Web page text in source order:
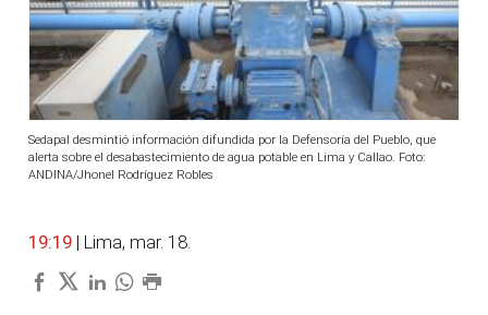
Sedapal desmintió información difundida por la Defensoría del Pueblo, que
alerta sobre el desabastecimiento de agua potable en Lima y Callao. Foto:
ANDINA/Jhonel Rodríguez Robles
19:19 | Lima, mar. 18.